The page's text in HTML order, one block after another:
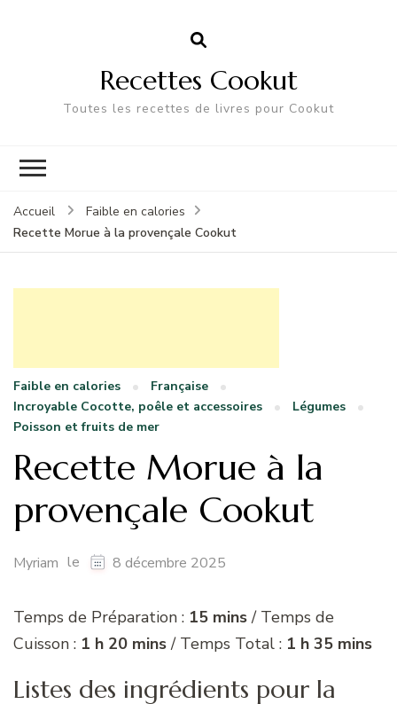
Recettes Cookut
Toutes les recettes de livres pour Cookut
Accueil
Faible en calories
Recette Morue à la provençale Cookut
Faible en calories
Française
Incroyable Cocotte, poêle et accessoires
Légumes
Poisson et fruits de mer
Recette Morue à la
provençale Cookut
Myriam le 8 décembre 2025
Temps de Préparation : 15 mins/ Temps de
Cuisson : 1 h 20 mins/ Temps Total : 1 h 35 mins
Listes des ingrédients pour la